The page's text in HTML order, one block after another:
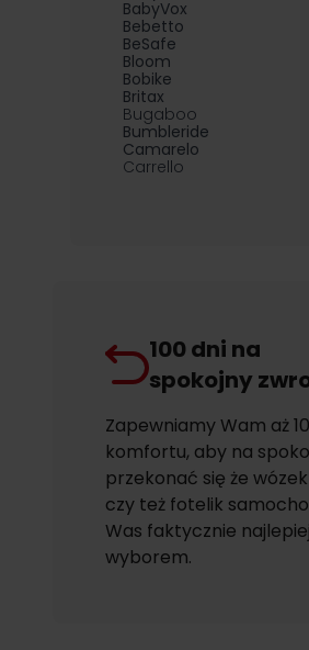
BabyVox
Bebetto
BeSafe
Bloom
Bobike
Britax
Bugaboo
Bumbleride
Camarelo
Carrello
100 dni na
spokojny
Zapewniamy Wam aż
komfortu, aby na
przekonać się że
czy też fotelik
Was faktycznie
wyborem.